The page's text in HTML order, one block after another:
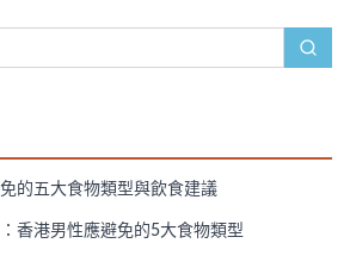
的五大食物類型與飲食建議
香港男性應避免的5大食物類型